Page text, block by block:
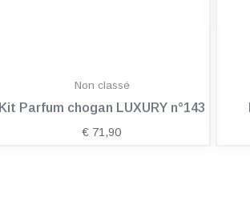
Non classé
Kit Parfum chogan LUXURY n°143
€ 71,90